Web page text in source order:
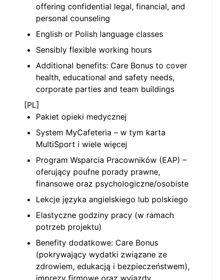
offering confidential legal, financial, and
personal counseling
English or Polish language classes
Sensibly flexible working hours
Additional benefits: Care Bonus to cover
health, educational and safety needs,
corporate parties and team buildings
[PL]
Pakiet opieki medycznej
System MyCafeteria – w tym karta
MultiSport i wiele więcej
Program Wsparcia Pracowników (EAP) –
oferujący poufne porady prawne,
finansowe oraz psychologiczne/osobiste
Lekcje języka angielskiego lub polskiego
Elastyczne godziny pracy (w ramach
potrzeb projektu)
Benefity dodatkowe: Care Bonus
(pokrywający wydatki związane ze
zdrowiem, edukacją i bezpieczeństwem),
imprezy firmowe oraz wyjazdy